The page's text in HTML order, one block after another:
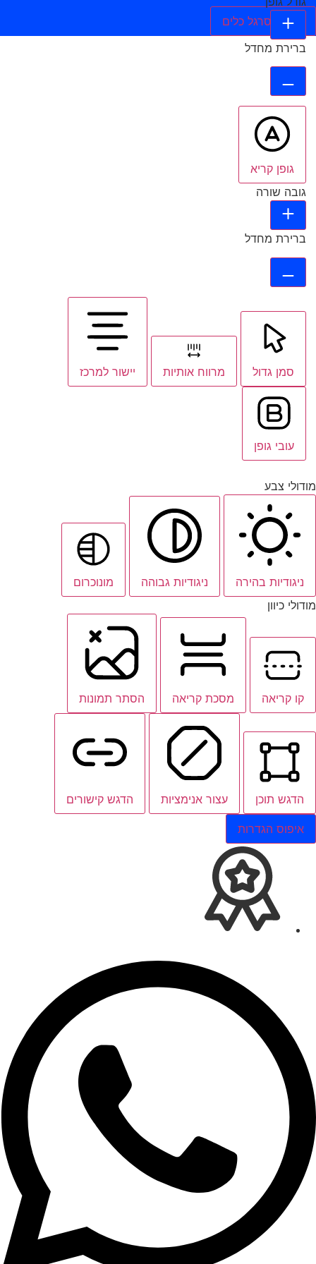
הסתר סרגל כלים
ברירת מחדל
גופן קריא
גובה שורה
ברירת מחדל
סמן גדול מרווח אותיות יישור למרכז
עובי גופן
מודולי צבע
ניגודיות בהירה ניגודיות גבוהה
מונוכרום
מודולי כיוון
קו קריאה מסכת קריאה הסתר תמונות
הדגש תוכן עצור אנימציות הדגש קישורים
איפוס הגדרות